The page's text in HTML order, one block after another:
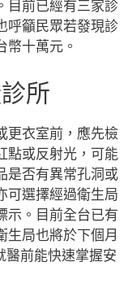
目前已經有三家診
呼籲民眾若發現診
十萬元。
所
更衣室前，應先檢
點或反射光，可能
是否有異常孔洞或
可選擇經過衛生局
示。目前全台已有
生局也將於下個月
醫前能快速掌握安